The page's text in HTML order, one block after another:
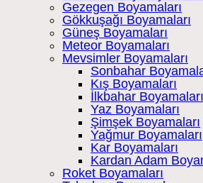
Gezegen Boyamaları
Gökkuşağı Boyamaları
Güneş Boyamaları
Meteor Boyamaları
Mevsimler Boyamaları
Sonbahar
Kış Boyamaları
İlkbahar Boyamaları
Yaz Boyamaları
Şimşek Boyamaları
Yağmur Boyamaları
Kar Boyamaları
Kardan Adam
Roket Boyamaları